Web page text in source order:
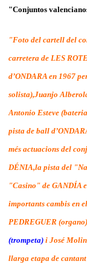
"Conjuntos
"Foto del cartell del
carretera de LES
d’ONDARA en 1967
solista),Juanjo
Antonio Esteve
pista de ball
més actuacions del
DÉNIA,la pista del
"Casino" de GANDÍA
importants cambis en
PEDREGUER
(trompeta) i José
llarga etapa de